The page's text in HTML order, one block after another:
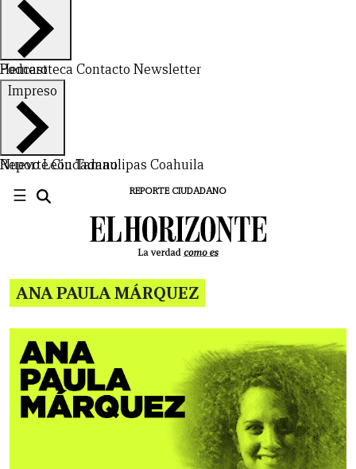
Hemeroteca Contacto Newsletter
Podcast
Impreso
Nuevo LeónTamaulipas Coahuila
Reporte Ciudadano
☰ REPORTE CIUDADANO
VIDA
ANA PAULA MÁRQUEZ